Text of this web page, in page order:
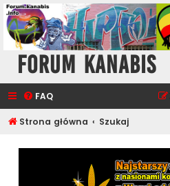
Forum Kanabis
FAQ
Strona główna Szukaj